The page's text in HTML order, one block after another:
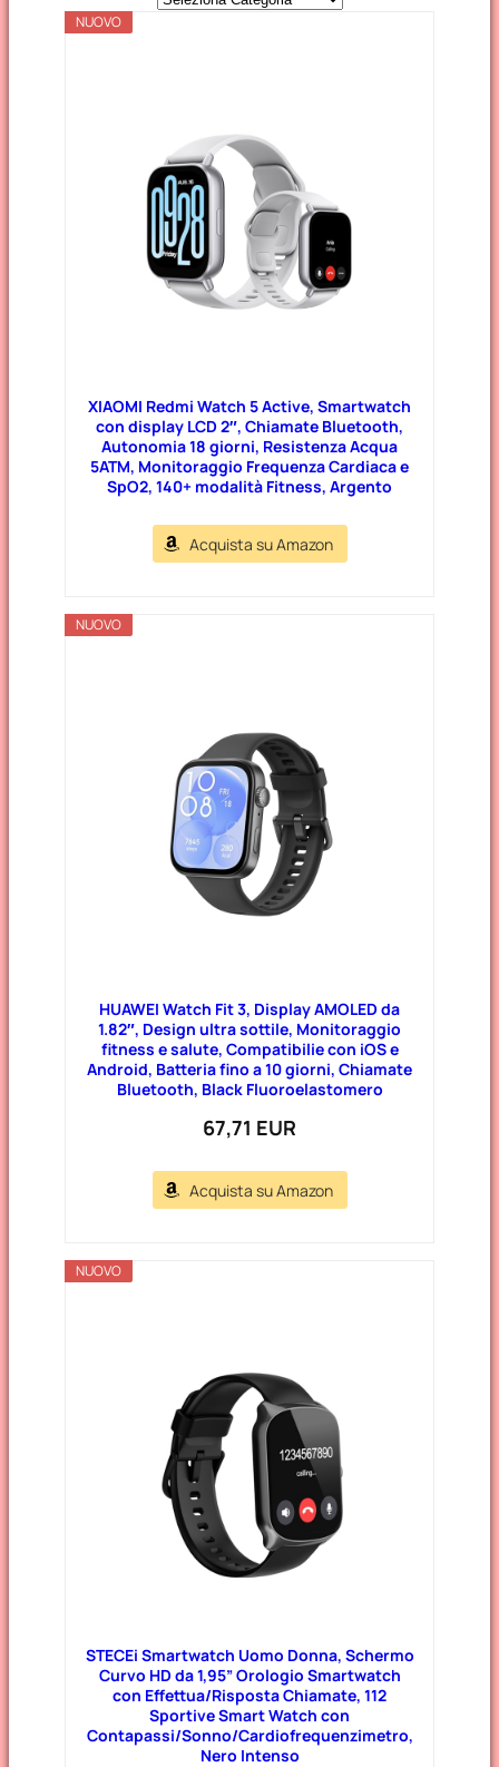
i
NUOVO
XIAOMI Redmi Watch 5 Active, Smartwatch
con display LCD 2″, Chiamate Bluetooth,
Autonomia 18 giorni, Resistenza Acqua
5ATM, Monitoraggio Frequenza Cardiaca e
SpO2, 140+ modalità Fitness, Argento
Acquista su Amazon
NUOVO
HUAWEI Watch Fit 3, Display AMOLED da
1.82″, Design ultra sottile, Monitoraggio
fitness e salute, Compatibilie con iOS e
Android, Batteria fino a 10 giorni, Chiamate
Bluetooth, Black Fluoroelastomero
67,71 EUR
Acquista su Amazon
NUOVO
STECEi Smartwatch Uomo Donna, Schermo
Curvo HD da 1,95” Orologio Smartwatch
con Effettua/Risposta Chiamate, 112
Sportive Smart Watch con
Contapassi/Sonno/Cardiofrequenzimetro,
Nero Intenso